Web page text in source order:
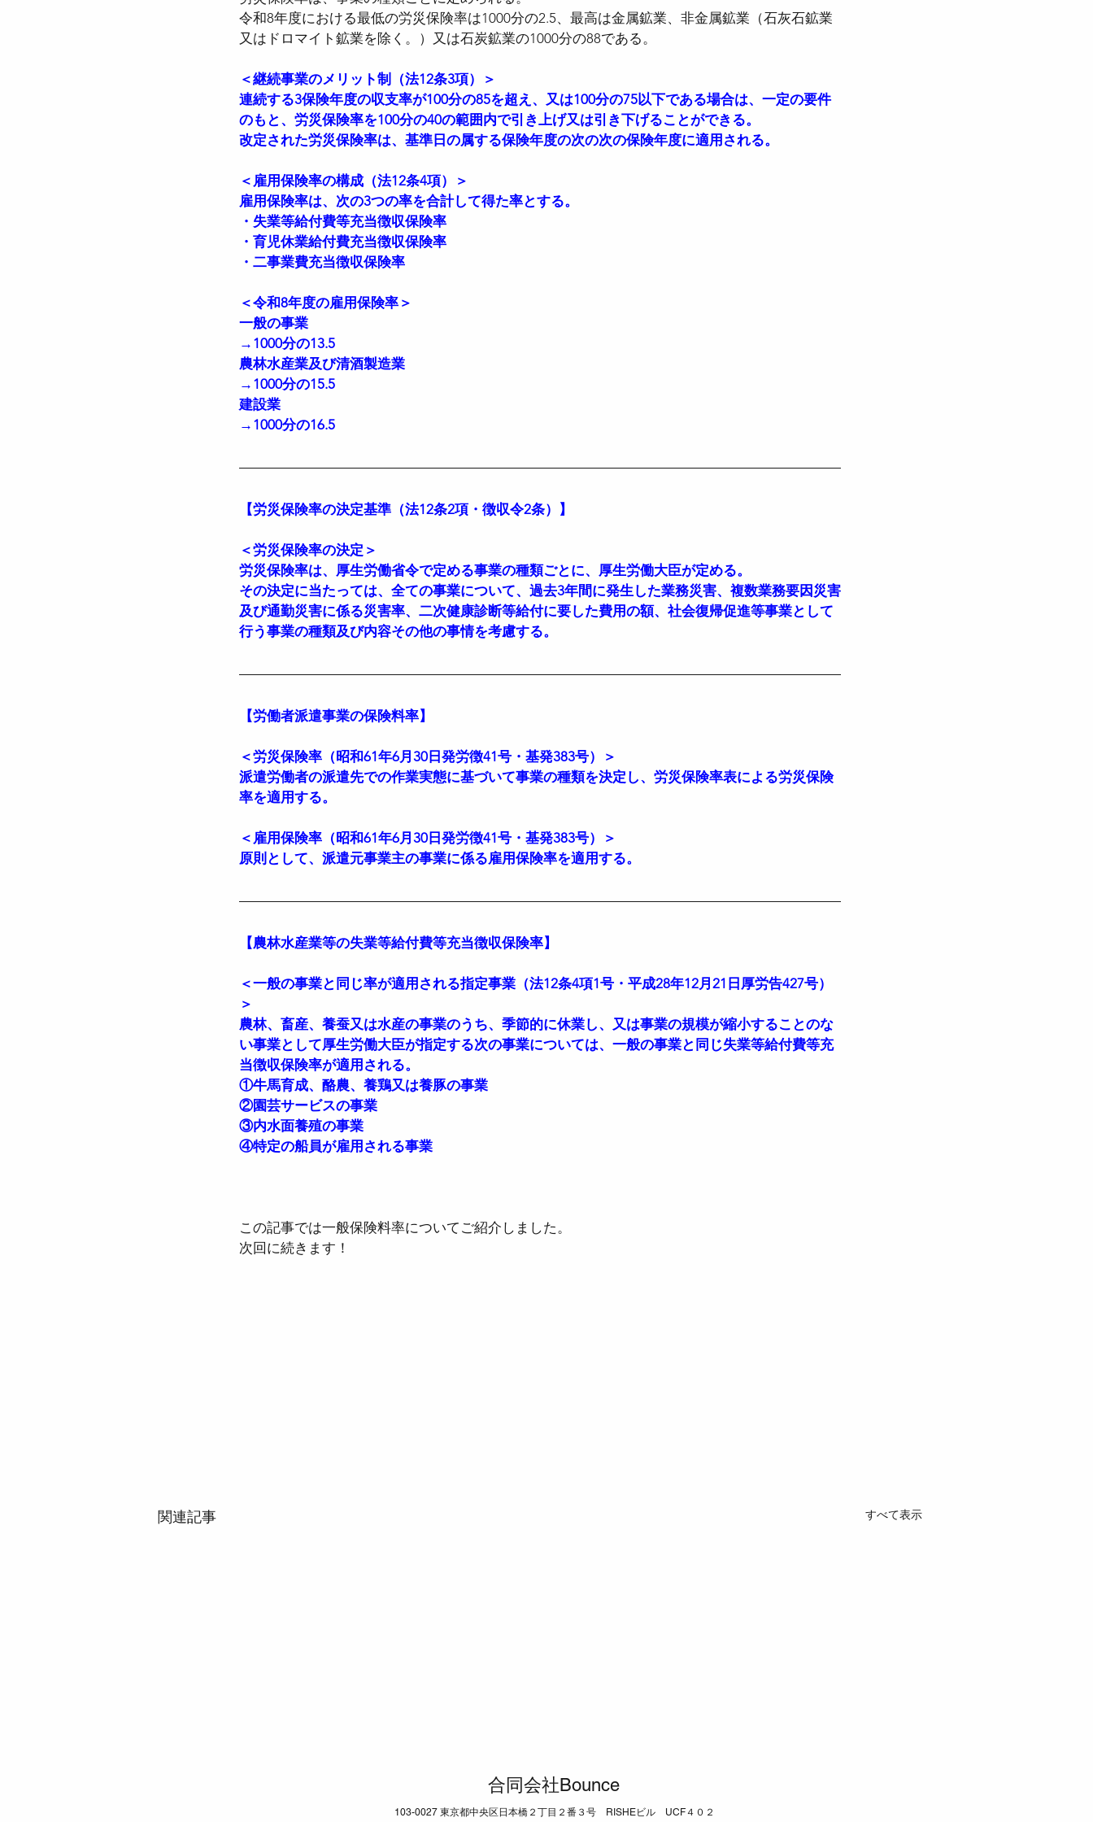
令和8年度における最低の労災保険率は1000分の2.5、最高は金属鉱業、非金属鉱業（石灰石鉱業
又はドロマイト鉱業を除く。）又は石炭鉱業の1000分の88である。
＜継続事業のメリット制（法12条3項）＞
連続する3保険年度の収支率が100分の85を超え、又は100分の75以下である場合は、一定の要件
のもと、労災保険率を100分の40の範囲内で引き上げ又は引き下げることができる。
改定された労災保険率は、基準日の属する保険年度の次の次の保険年度に適用される。
＜雇用保険率の構成（法12条4項）＞
雇用保険率は、次の3つの率を合計して得た率とする。
・失業等給付費等充当徴収保険率
・育児休業給付費充当徴収保険率
・二事業費充当徴収保険率
＜令和8年度の雇用保険率＞
一般の事業
→1000分の13.5
農林水産業及び清酒製造業
→1000分の15.5
建設業
→1000分の16.5
【労災保険率の決定基準（法12条2項・徴収令2条）】
＜労災保険率の決定＞
労災保険率は、厚生労働省令で定める事業の種類ごとに、厚生労働大臣が定める。
その決定に当たっては、全ての事業について、過去3年間に発生した業務災害、複数業務要因災害
及び通勤災害に係る災害率、二次健康診断等給付に要した費用の額、社会復帰促進等事業として
行う事業の種類及び内容その他の事情を考慮する。
【労働者派遣事業の保険料率】
＜労災保険率（昭和61年6月30日発労徴41号・基発383号）＞
派遣労働者の派遣先での作業実態に基づいて事業の種類を決定し、労災保険率表による労災保険
率を適用する。
＜雇用保険率（昭和61年6月30日発労徴41号・基発383号）＞
原則として、派遣元事業主の事業に係る雇用保険率を適用する。
【農林水産業等の失業等給付費等充当徴収保険率】
＜一般の事業と同じ率が適用される指定事業（法12条4項1号・平成28年12月21日厚労告427号）
＞
農林、畜産、養蚕又は水産の事業のうち、季節的に休業し、又は事業の規模が縮小することのな
い事業として厚生労働大臣が指定する次の事業については、一般の事業と同じ失業等給付費等充
当徴収保険率が適用される。
①牛馬育成、酪農、養鶏又は養豚の事業
②園芸サービスの事業
③内水面養殖の事業
④特定の船員が雇用される事業
この記事では一般保険料率についてご紹介しました。
次回に続きます！
関連記事 すべて表示
■労働保険徴収法（督促・滞
納処分・延滞金・負担割合・
不服申立て・雑則）
合同会社Bounce
103-0027 東京都中央区日本橋２丁目２番３号 RISHEビル UCF４０２